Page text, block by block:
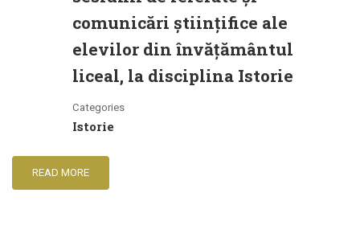
comunicări ştiinţifice ale
elevilor din învăţământul
liceal, la disciplina Istorie
Categories
Istorie
READ MORE